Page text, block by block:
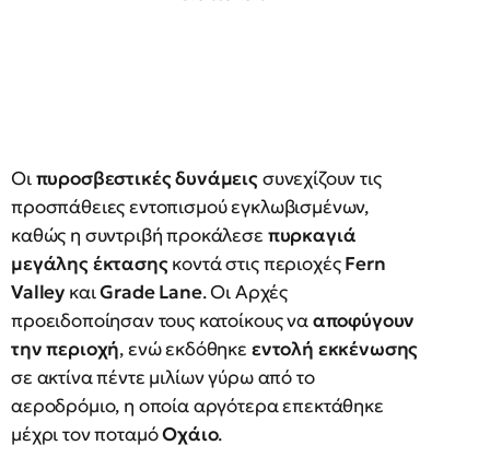
Οιπυροσβεστικές δυνάμειςσυνεχίζουν τις
προσπάθειες εντοπισμού εγκλωβισμένων,
καθώς η συντριβή προκάλεσε πυρκαγιά
μεγάλης έκτασηςκοντά στις περιοχέςFern
Valley καιGrade Lane. Οι Αρχές
προειδοποίησαν τους κατοίκους νααποφύγουν
την περιοχή, ενώ εκδόθηκε εντολή εκκένωσης
σε ακτίνα πέντε μιλίων γύρω από το
αεροδρόμιο, η οποία αργότερα επεκτάθηκε
μέχρι τον ποταμόΟχάιο.